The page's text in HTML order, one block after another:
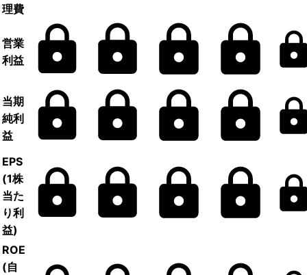
理費
営業
利益
当期
純利
益
EPS
(1株
当た
り利
益)
ROE
(自